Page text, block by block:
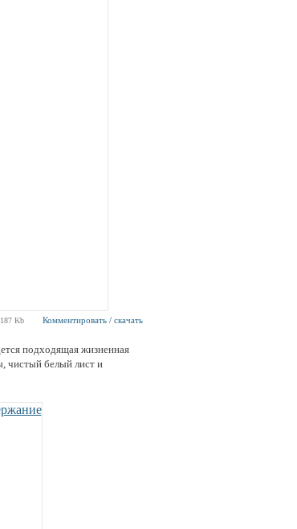
Kb Комментировать / скачать
подходящая жизненная
чистый белый лист и